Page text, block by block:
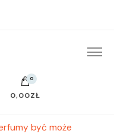
0
0,00ZŁ
być może